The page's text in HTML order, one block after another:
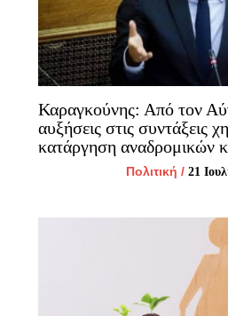
Καραγκούνης: Από τον
αυξήσεις στις συντάξεις
κατάργηση αναδρομικών
Πολιτική / 21